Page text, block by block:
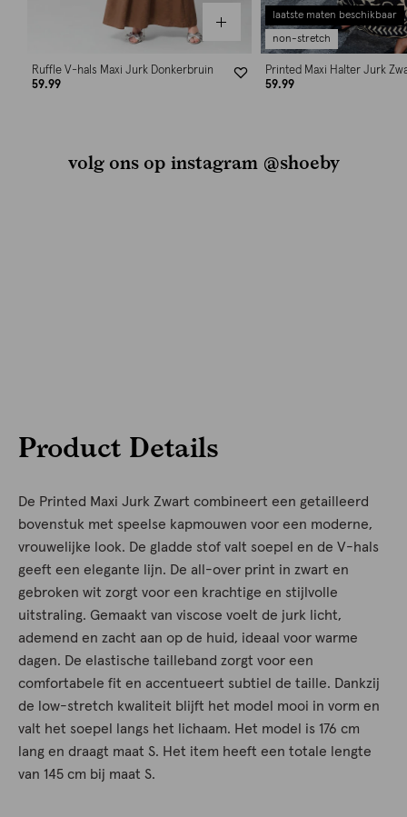
Ruffle V-hals Maxi Jurk Donkerbruin
59.99
laatste maten beschikbaar
non-stretch
Printed Maxi Halter Jurk
59.99
volg ons op instagram @shoeby
Product Details
De Printed Maxi Jurk Zwart combineert een getailleerd
bovenstuk met speelse kapmouwen voor een moderne,
vrouwelijke look. De gladde stof valt soepel en de V-hals
geeft een elegante lijn. De all-over print in zwart en
gebroken wit zorgt voor een krachtige en stijlvolle
uitstraling. Gemaakt van viscose voelt de jurk licht,
ademend en zacht aan op de huid, ideaal voor warme
dagen. De elastische tailleband zorgt voor een
comfortabele fit en accentueert subtiel de taille. Dankzij
de low-stretch kwaliteit blijft het model mooi in vorm en
valt het soepel langs het lichaam. Het model is 176 cm
lang en draagt maat S. Het item heeft een totale lengte
van 145 cm bij maat S.